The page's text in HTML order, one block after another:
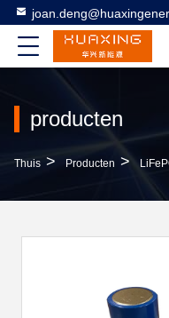
producten
Thuis > Producten >